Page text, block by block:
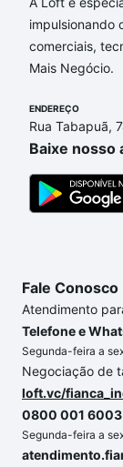
parcelas
ainda tem
processo de
gente para
segurança e
chaves.
impulsionando
comerciais,
Mais Negócio.
ENDEREÇO
Rua Tabapuã,
Baixe nosso
Fale Conosco
Atendimento
Telefone e
Segunda-feira a
Negociação de
loft.vc/
0800 001 6003
Segunda-feira a